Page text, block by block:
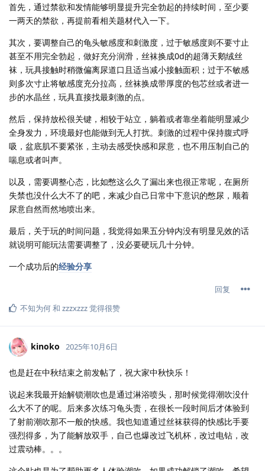
首先，通过禁欲和发情能够明显提升完全勃起的持续时间，至少要
一两天的禁欲，再提前看相关题材代入一下。
其次，要调整自己的龟头敏感度和刺激度，过于敏感度则不要寸止
甚至不用完全勃起，做好充分润滑，丝袜换成0d的超薄天鹅绒丝
袜，玩具接触时稍微偏离尿道口且适当减小接触面积；过于不敏感
则多次寸止将敏感度充分拉高，丝袜换成带厚度的包芯丝或者进一
步的水晶丝，玩具直接找最刺激的点。
然后，保持放松很关键，相较于站立，躺着或者靠坐着能明显减少
全身发力，环境最好也能做到无人打扰。刺激的过程中保持腹式呼
吸，盆底肌不要紧张，主动去感受快感和尿意，也不用压制自己的
喘息或者叫声。
以及，需要调整心态，比如憋这么久了漏出来也很正常呢，在厕所
失禁也没什么大不了的吧，来减少自己日常中下意识的憋尿，顺着
尿意自然而然地喷出来。
最后，关于玩的时间问题，我觉得如果五分钟内没有明显见效的话
就说明可能玩法需要调整了，没必要硬玩几十分钟。
一个成功后的经验分享
回复
不知为何和 zzzxzzz觉得很赞
kinoko 2025年10月6日
也是赶在中秋结束之前发帖了，祝大家中秋快乐！
说起来我最开始解锁潮吹也是通过淋浴喷头，那时候觉得潮吹没什
么大不了的呢。后来多次练习龟头责，在很长一段时间后才体验到
了射前潮吹那不一般的快感。我也知道通过丝袜获得的快感比手要
强烈得多，为了能解放双手，自己也爆改过飞机杯，改过电钻，改
过震动棒。。。